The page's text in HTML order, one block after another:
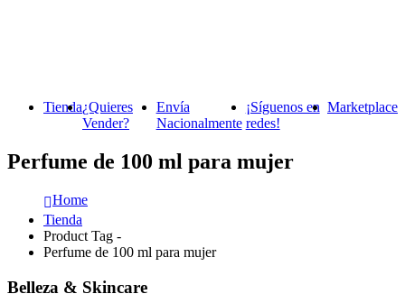
Tienda¿Quieres
Vender?
Envía
Nacionalmente
¡Síguenos en
redes!
Marketplace
Perfume de 100 ml para mujer
Home
Tienda
Product Tag -
Perfume de 100 ml para mujer
Belleza & Skincare